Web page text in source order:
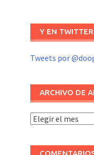
Y EN TWITTER
Tweets por
ARCHIVO DE
Archivo
artículos